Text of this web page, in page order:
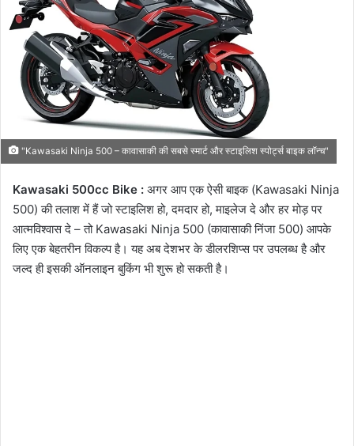
"Kawasaki Ninja 500 – कावासाकी की सबसे स्मार्ट और स्टाइलिश स्पोर्ट्स बाइक लॉन्च"
Kawasaki 500cc Bike : अगर आप एक ऐसी बाइक (Kawasaki Ninja
500) की तलाश में हैं जो स्टाइलिश हो, दमदार हो, माइलेज दे और हर मोड़ पर
आत्मविश्वास दे – तो Kawasaki Ninja 500 (कावासाकी निंजा 500) आपके
लिए एक बेहतरीन विकल्प है। यह अब देशभर के डीलरशिप्स पर उपलब्ध है और
जल्द ही इसकी ऑनलाइन बुकिंग भी शुरू हो सकती है।